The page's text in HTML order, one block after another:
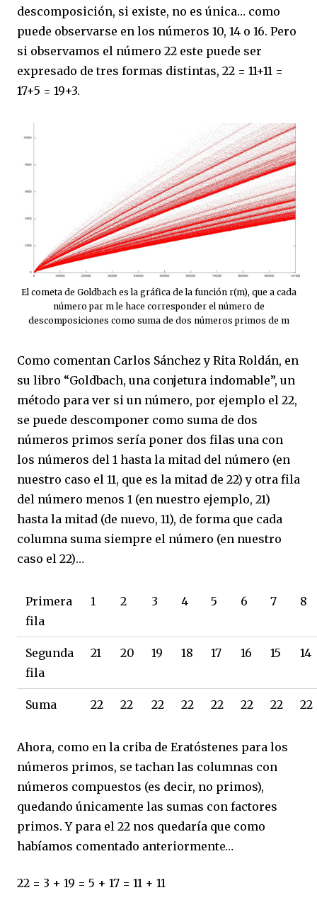
descomposición, si existe, no es única… como
puede observarse en los números 10, 14 o 16. Pero
si observamos el número 22 este puede ser
expresado de tres formas distintas, 22 = 11+11 =
17+5 = 19+3.
El cometa de Goldbach es la gráfica de la función r(m), que a cada
número par m le hace corresponder el número de
descomposiciones como suma de dos números primos de m
Como comentan Carlos Sánchez y Rita Roldán, en
su libro “Goldbach, una conjetura indomable”, un
método para ver si un número, por ejemplo el 22,
se puede descomponer como suma de dos
números primos sería poner dos filas una con
los números del 1 hasta la mitad del número (en
nuestro caso el 11, que es la mitad de 22) y otra fila
del número menos 1 (en nuestro ejemplo, 21)
hasta la mitad (de nuevo, 11), de forma que cada
columna suma siempre el número (en nuestro
caso el 22)…
Primera
fila
1 2 3 4 5 6 7 8
Segunda
fila
21 20 19 18 17 16 15 14
Suma 22 22 22 22 22 22 22 22
Ahora, como en la criba de Eratóstenes para los
números primos, se tachan las columnas con
números compuestos (es decir, no primos),
quedando únicamente las sumas con factores
primos. Y para el 22 nos quedaría que como
habíamos comentado anteriormente…
22 = 3 + 19 = 5 + 17 = 11 + 11